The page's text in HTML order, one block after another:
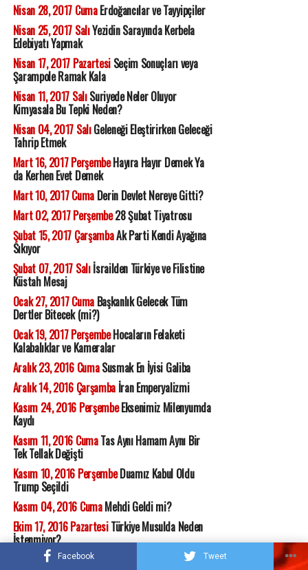
Facebook Tweet
Nisan 28, 2017 CumaErdoğancılar ve Tayyipçiler
Nisan 25, 2017 SalıYezidin Sarayında Kerbela
Edebiyatı Yapmak
Nisan 17, 2017 PazartesiSeçim Sonuçları veya
Şarampole Ramak Kala
Nisan 11, 2017 SalıSuriyede Neler Oluyor
Kimyasala Bu Tepki Neden?
Nisan 04, 2017 SalıGeleneği Eleştirirken Geleceği
Tahrip Etmek
Mart 16, 2017 PerşembeHayıra Hayır Demek Ya
da Kerhen Evet Demek
Mart 10, 2017 CumaDerin Devlet Nereye Gitti?
Mart 02, 2017 Perşembe28 Şubat Tiyatrosu
Şubat 15, 2017 ÇarşambaAk Parti Kendi Ayağına
Sıkıyor
Şubat 07, 2017 Salıİsrailden Türkiye ve Filistine
Küstah Mesaj
Ocak 27, 2017 CumaBaşkanlık Gelecek Tüm
Dertler Bitecek (mi?)
Ocak 19, 2017 PerşembeHocaların Felaketi
Kalabalıklar ve Kameralar
Aralık 23, 2016 CumaSusmak En İyisi Galiba
Aralık 14, 2016 Çarşambaİran Emperyalizmi
Kasım 24, 2016 PerşembeEksenimiz Milenyumda
Kaydı
Kasım 11, 2016 CumaTas Aynı Hamam Aynı Bir
Tek Tellak Değişti
Kasım 10, 2016 PerşembeDuamız Kabul Oldu
Trump Seçildi
Kasım 04, 2016 CumaMehdi Geldi mi?
Ekim 17, 2016 PazartesiTürkiye Musulda Neden
İstenmiyor?
Ekim 10, 2016 Pazartesi
Trumpun kazanması için